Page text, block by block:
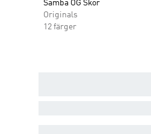
Samba OG Skor
Originals
12 färger